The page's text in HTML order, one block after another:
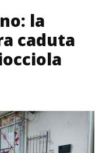
la
caduta